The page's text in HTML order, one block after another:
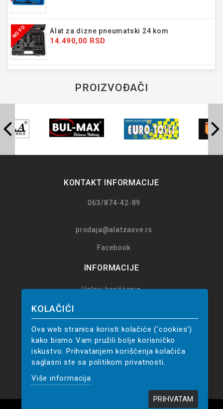
NOVO Alat za dizne pneumatski 24 kom
14.490,00 RSD
PROIZVOĐAČI
KONTAKT INFORMACIJE
063/874-42-89
prodaja@alatzasve.rs
Facebook
INFORMACIJE
Uslovi korišćenja
Reklamacije
14 dana za povrat
Politika privatnosti
Upustvo za poručivanje
KOLAČIĆI
Ova web stranica koristi kolačiće ('cookies')
kako bismo Vam pružili bolje korisničko
iskustvo. Prihvatanjem korišćenja kolačića
saglasni ste sa politikom privatnosti.
Više informacija
PRIHVATAM